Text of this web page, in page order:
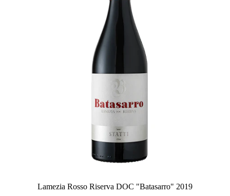
Lamezia Rosso Riserva DOC "Batasarro" 2019